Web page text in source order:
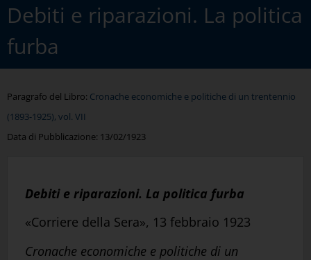
Debiti e riparazioni. La politica
furba
Paragrafo del Libro: Cronache economiche e politiche di un trentennio
(1893-1925), vol. VII
Data di Pubblicazione: 13/02/1923
Debiti e riparazioni. La politica furba
«Corriere della Sera», 13 febbraio 1923
Cronache economiche e politiche di un